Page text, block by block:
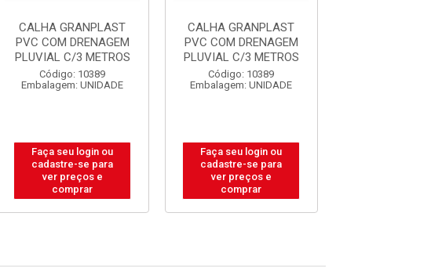
CALHA GRANPLAST
PVC COM DRENAGEM
PLUVIAL C/3 METROS
Código: 10389
Embalagem: UNIDADE
Faça seu login ou
cadastre-se para
ver preços e
comprar
CALHA GRANPLAST
PVC COM DRENAGEM
PLUVIAL C/3 METROS
Código: 10389
Embalagem: UNIDADE
Faça seu login ou
cadastre-se para
ver preços e
comprar